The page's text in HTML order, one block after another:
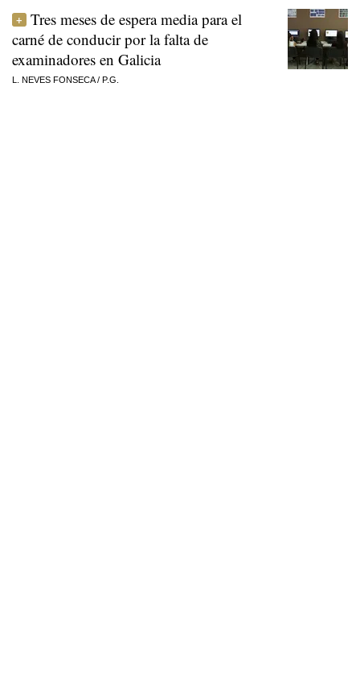
Tres meses de espera media para el
carné de conducir por la falta de
examinadores en Galicia
L. NEVES FONSECA/ P.G.